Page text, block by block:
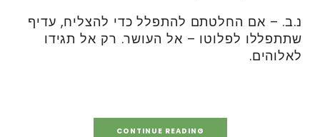
נ.ב. – אם החלטתם להתפלל כדי להצליח, עדיף
שתתפללו לפלוטו – אל העושר. רק אל תגידו
לאלוהים.
CONTINUE READING